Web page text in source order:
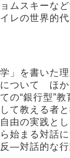
ムスキーな
レの世界的
」を書いた
ついて ほか
“銀行型”
て教える者
の実践とし
始まる対話
対話的な行